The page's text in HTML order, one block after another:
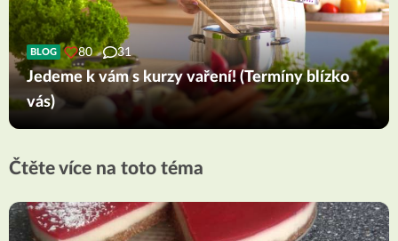
BLOG 80 31
Jedeme k vám s kurzy vaření! (Termíny blízko
vás)
Čtěte více na toto téma